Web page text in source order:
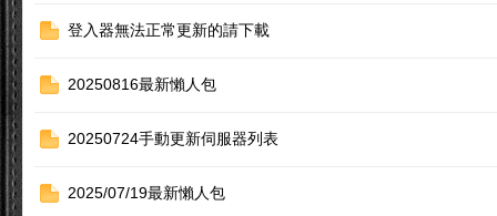
登入器無法正常更新的請下載
20250816最新懶人包
20250724手動更新伺服器列表
2025/07/19最新懶人包